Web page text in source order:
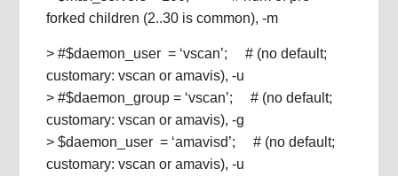
forked children (2..30 is common), -m
> #$daemon_user = ‘vscan’; # (no default;
customary: vscan or amavis), -u
> #$daemon_group = ‘vscan’; # (no default;
customary: vscan or amavis), -g
> $daemon_user = ‘amavisd’; # (no default;
customary: vscan or amavis), -u